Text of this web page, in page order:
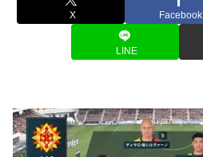
X Facebook
LINE